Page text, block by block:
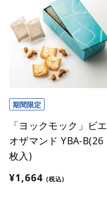
期間限定
「ヨックモック」ビエ
オザマンド YBA-B(26
枚入)
¥1,664 (税込)